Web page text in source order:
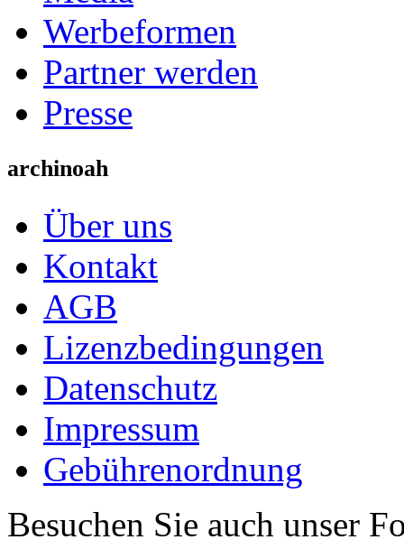
Werbeformen
Partner werden
Presse
archinoah
Über uns
Kontakt
AGB
Lizenzbedingungen
Datenschutz
Impressum
Gebührenordnung
Besuchen Sie auch unser